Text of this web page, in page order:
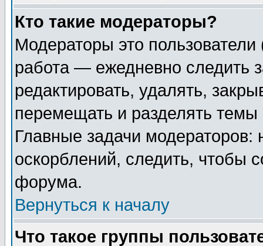
Кто такие модераторы?
Модераторы это
работа — ежедневно следить
редактировать, удалять,
перемещать и разделять
Главные задачи
оскорблений, следить, чтобы
форума.
Вернуться к началу
Что такое группы